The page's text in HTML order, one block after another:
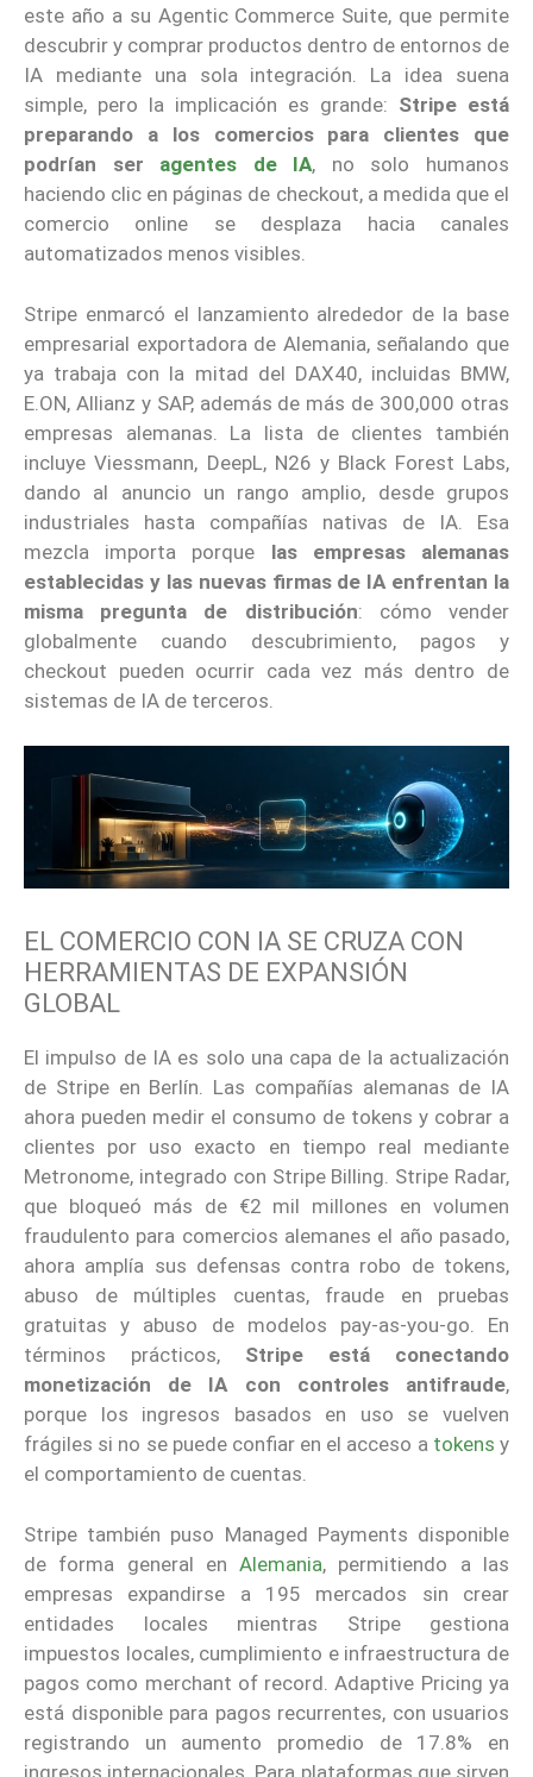
este año a su Agentic Commerce Suite, que permite
descubrir y comprar productos dentro de entornos de
IA mediante una sola integración. La idea suena
simple, pero la implicación es grande: Stripe está
preparando a los comercios para clientes que
podrían ser agentes de IA, no solo humanos
haciendo clic en páginas de checkout, a medida que el
comercio online se desplaza hacia canales
automatizados menos visibles.
Stripe enmarcó el lanzamiento alrededor de la base
empresarial exportadora de Alemania, señalando que
ya trabaja con la mitad del DAX40, incluidas BMW,
E.ON, Allianz y SAP, además de más de 300,000 otras
empresas alemanas. La lista de clientes también
incluye Viessmann, DeepL, N26 y Black Forest Labs,
dando al anuncio un rango amplio, desde grupos
industriales hasta compañías nativas de IA. Esa
mezcla importa porque las empresas alemanas
establecidas y las nuevas firmas de IA enfrentan la
misma pregunta de distribución: cómo vender
globalmente cuando descubrimiento, pagos y
checkout pueden ocurrir cada vez más dentro de
sistemas de IA de terceros.
EL COMERCIO CON IA SE CRUZA CON
HERRAMIENTAS DE EXPANSIÓN
GLOBAL
El impulso de IA es solo una capa de la actualización
de Stripe en Berlín. Las compañías alemanas de IA
ahora pueden medir el consumo de tokens y cobrar a
clientes por uso exacto en tiempo real mediante
Metronome, integrado con Stripe Billing. Stripe Radar,
que bloqueó más de €2 mil millones en volumen
fraudulento para comercios alemanes el año pasado,
ahora amplía sus defensas contra robo de tokens,
abuso de múltiples cuentas, fraude en pruebas
gratuitas y abuso de modelos pay-as-you-go. En
términos prácticos, Stripe está conectando
monetización de IA con controles antifraude,
porque los ingresos basados en uso se vuelven
frágiles si no se puede confiar en el acceso a tokens y
el comportamiento de cuentas.
Stripe también puso Managed Payments disponible
de forma general enAlemania, permitiendo a las
empresas expandirse a 195 mercados sin crear
entidades locales mientras Stripe gestiona
impuestos locales, cumplimiento e infraestructura de
pagos como merchant of record. Adaptive Pricing ya
está disponible para pagos recurrentes, con usuarios
registrando un aumento promedio de 17.8% en
ingresos internacionales. Para plataformas que sirven